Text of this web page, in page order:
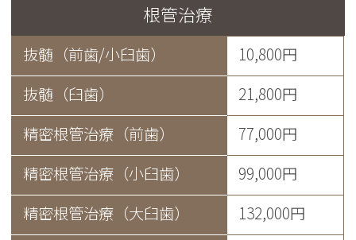
根管治療
抜髄（前歯/小臼歯）
10,800円
抜髄（臼歯）
21,800円
精密根管治療（前歯）
77,000円
精密根管治療（小臼歯）
99,000円
精密根管治療（大臼歯）
132,000円